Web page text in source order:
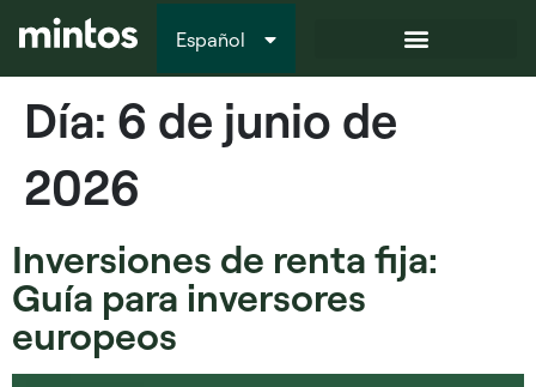
Español
Italiano
Día: 6 de junio de
2026
Inversiones de renta fija:
Guía para inversores
europeos